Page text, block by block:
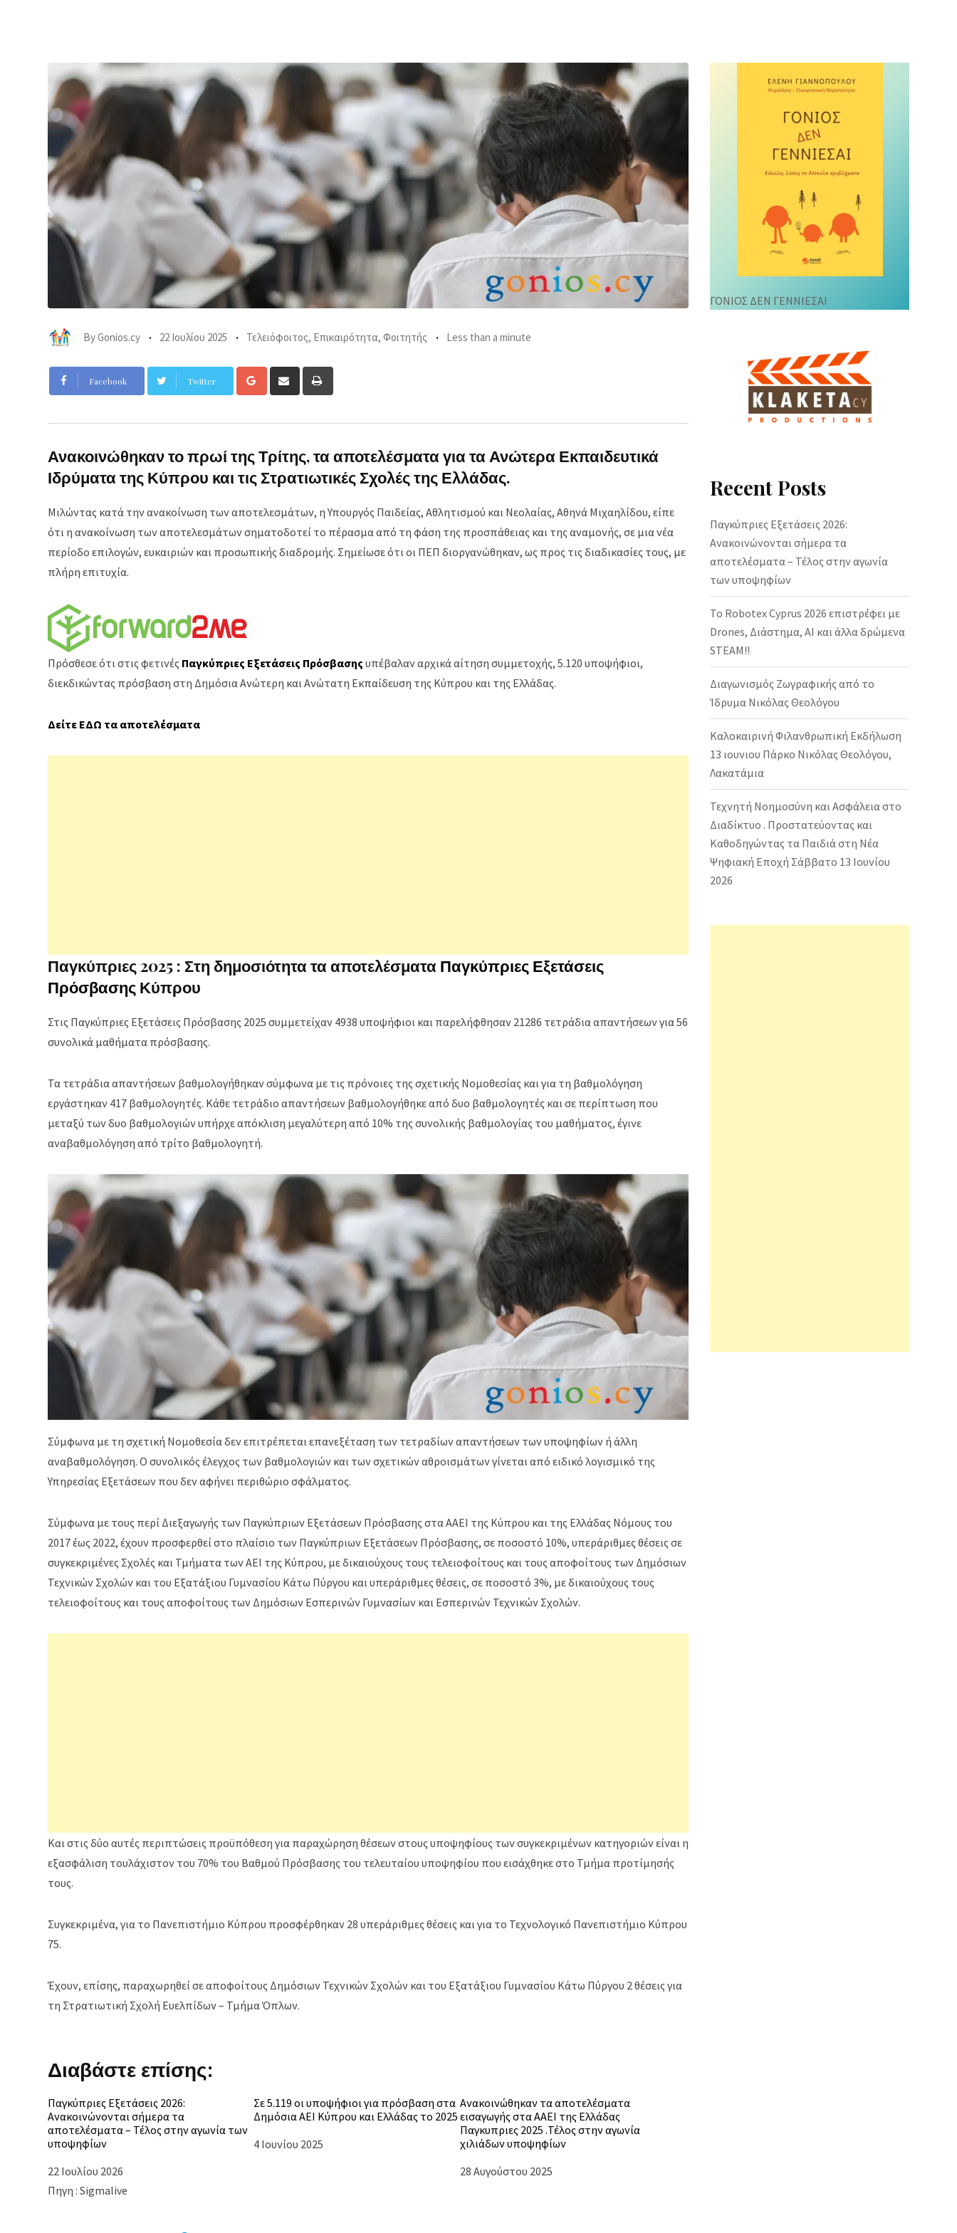
ByGonios.cy 22 Ιουλίου 2025 Τελειόφοιτος, Επικαιρότητα, Φοιτητής Less than a minute
Facebook Twitter Google+ Share
via
Ανακοινώθηκαν το πρωί της Τρίτης, τα αποτελέσματα για τα Ανώτερα Εκπαιδευτικά
Ιδρύματα της Κύπρου και τις Στρατιωτικές Σχολές της Ελλάδας.
Μιλώντας κατά την ανακοίνωση των αποτελεσμάτων, η Υπουργός Παιδείας, Αθλητισμού και Νεολαίας, Αθηνά Μιχαηλίδου, είπε
ότι η ανακοίνωση των αποτελεσμάτων σηματοδοτεί το πέρασμα από τη φάση της προσπάθειας και της αναμονής, σε μια νέα
περίοδο επιλογών, ευκαιριών και προσωπικής διαδρομής. Σημείωσε ότι οι ΠΕΠ διοργανώθηκαν, ως προς τις διαδικασίες τους, με
πλήρη επιτυχία.
Πρόσθεσε ότι στις φετινές Παγκύπριες Εξετάσεις Πρόσβασης υπέβαλαν αρχικά αίτηση συμμετοχής, 5.120 υποψήφιοι,
διεκδικώντας πρόσβαση στη Δημόσια Ανώτερη και Ανώτατη Εκπαίδευση της Κύπρου και της Ελλάδας.
Δείτε ΕΔΩ τα αποτελέσματα
Παγκύπριες 2025 : Στη δημοσιότητα τα αποτελέσματα Παγκύπριες Εξετάσεις
Πρόσβασης Κύπρου
Στις Παγκύπριες Εξετάσεις Πρόσβασης 2025 συμμετείχαν 4938 υποψήφιοι και παρελήφθησαν 21286 τετράδια απαντήσεων για 56
συνολικά μαθήματα πρόσβασης.
Τα τετράδια απαντήσεων βαθμολογήθηκαν σύμφωνα με τις πρόνοιες της σχετικής Νομοθεσίας και για τη βαθμολόγηση
εργάστηκαν 417 βαθμολογητές. Κάθε τετράδιο απαντήσεων βαθμολογήθηκε από δυο βαθμολογητές και σε περίπτωση που
μεταξύ των δυο βαθμολογιών υπήρχε απόκλιση μεγαλύτερη από 10% της συνολικής βαθμολογίας του μαθήματος, έγινε
αναβαθμολόγηση από τρίτο βαθμολογητή.
Σύμφωνα με τη σχετική Νομοθεσία δεν επιτρέπεται επανεξέταση των τετραδίων απαντήσεων των υποψηφίων ή άλλη
αναβαθμολόγηση. Ο συνολικός έλεγχος των βαθμολογιών και των σχετικών αθροισμάτων γίνεται από ειδικό λογισμικό της
Υπηρεσίας Εξετάσεων που δεν αφήνει περιθώριο σφάλματος.
Σύμφωνα με τους περί Διεξαγωγής των Παγκύπριων Εξετάσεων Πρόσβασης στα ΑΑΕΙ της Κύπρου και της Ελλάδας Νόμους του
2017 έως 2022, έχουν προσφερθεί στο πλαίσιο των Παγκύπριων Εξετάσεων Πρόσβασης, σε ποσοστό 10%, υπεράριθμες θέσεις σε
συγκεκριμένες Σχολές και Τμήματα των ΑΕΙ της Κύπρου, με δικαιούχους τους τελειοφοίτους και τους αποφοίτους των Δημόσιων
Τεχνικών Σχολών και του Εξατάξιου Γυμνασίου Κάτω Πύργου και υπεράριθμες θέσεις, σε ποσοστό 3%, με δικαιούχους τους
τελειοφοίτους και τους αποφοίτους των Δημόσιων Εσπερινών Γυμνασίων και Εσπερινών Τεχνικών Σχολών.
Και στις δύο αυτές περιπτώσεις προϋπόθεση για παραχώρηση θέσεων στους υποψηφίους των συγκεκριμένων κατηγοριών είναι η
εξασφάλιση τουλάχιστον του 70% του Βαθμού Πρόσβασης του τελευταίου υποψηφίου που εισάχθηκε στο Τμήμα προτίμησής
τους.
Συγκεκριμένα, για το Πανεπιστήμιο Κύπρου προσφέρθηκαν 28 υπεράριθμες θέσεις και για το Τεχνολογικό Πανεπιστήμιο Κύπρου
75.
Έχουν, επίσης, παραχωρηθεί σε αποφοίτους Δημόσιων Τεχνικών Σχολών και του Εξατάξιου Γυμνασίου Κάτω Πύργου 2 θέσεις για
τη Στρατιωτική Σχολή Ευελπίδων – Τμήμα Όπλων.
Διαβάστε επίσης:
Παγκύπριες Εξετάσεις 2026:
Ανακοινώνονται σήμερα τα
αποτελέσματα – Τέλος στην αγωνία των
υποψηφίων
Ημερομηνία
22 Ιουλίου 2026
Σε 5.119 οι υποψήφιοι για πρόσβαση στα
Δημόσια ΑΕΙ Κύπρου και Ελλάδας το 2025
Ημερομηνία
4 Ιουνίου 2025
Ανακοινώθηκαν τα αποτελέσματα
εισαγωγής στα ΑΑΕΙ της Ελλάδας
Παγκυπριες 2025 .Τέλος στην αγωνία
χιλιάδων υποψηφίων
Ημερομηνία
28 Αυγούστου 2025
Πηγη : Sigmalive
ΓΟΝΙΟΣ ΔΕΝ ΓΕΝΝΙΕΣΑΙ
Recent Posts
Παγκύπριες Εξετάσεις 2026:
Ανακοινώνονται σήμερα τα
αποτελέσματα – Τέλος στην αγωνία
των υποψηφίων
Το Robotex Cyprus 2026 επιστρέφει με
Drones, Διάστημα, AI και άλλα δρώμενα
STEAM!!
Διαγωνισμός Ζωγραφικής από το
Ίδρυμα Νικόλας Θεολόγου
Καλοκαιρινή Φιλανθρωπική Εκδήλωση
13 ιουνιου Πάρκο Νικόλας Θεολόγου,
Λακατάμια
Τεχνητή Νοημοσύνη και Ασφάλεια στο
Διαδίκτυο . Προστατεύοντας και
Καθοδηγώντας τα Παιδιά στη Νέα
Ψηφιακή Εποχή Σάββατο 13 Ιουνίου
2026